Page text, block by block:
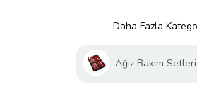
Daha Fazla
Ağız Bakım